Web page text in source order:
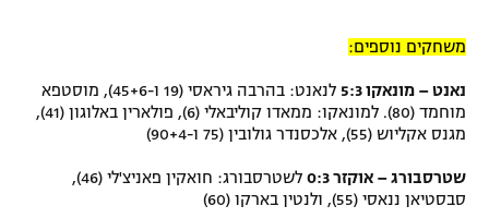
משחקים נוספים:
נאנט – מונאקו 5:3
לנאנט: בהרבה גיראסי (19 ו-45+6), מוסטפא
מוחמד (80). למונאקו: ממאדו קוליבאלי (6), פולארין באלוגון (41),
מגנס אקליוש (55), אלכסנדר גולובין (75 ו-90+4)
שטרסבורג – אוקזר 0:3
לשטרסבורג: חואקין פאניצ'לי (46),
סבסטיאן ננאסי (55), ולנטין בארקו (60)